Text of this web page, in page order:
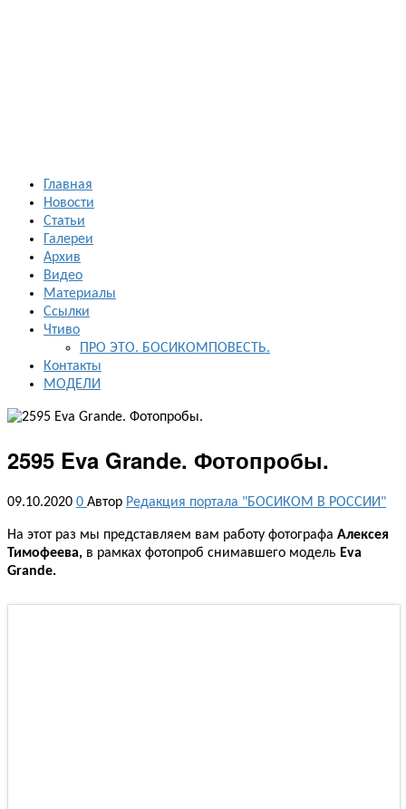
Главная
Новости
Статьи
Галереи
Архив
Видео
Материалы
Ссылки
Чтиво
ПРО ЭТО. БОСИКОМПОВЕСТЬ.
Контакты
МОДЕЛИ
2595 Eva Grande. Фотопробы.
09.10.2020 0 Автор Редакция портала "БОСИКОМ В РОССИИ"
На этот раз мы представляем вам работу фотографа Алексея
Тимофеева, в рамках фотопроб снимавшего модель Eva
Grande.